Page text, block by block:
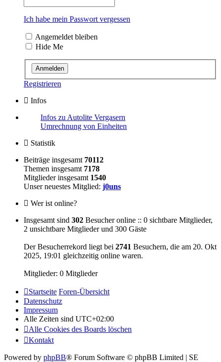
Ich habe mein Passwort vergessen
Angemeldet bleiben
Hide Me
Registrieren
Infos
Infos zu Autolite Vergasern
Umrechnung von Einheiten
Statistik
Beiträge insgesamt 70112
Themen insgesamt 7178
Mitglieder insgesamt 1540
Unser neuestes Mitglied: j0uns
Wer ist online?
Insgesamt sind 302 Besucher online :: 0 sichtbare Mitglieder,
2 unsichtbare Mitglieder und 300 Gäste
Der Besucherrekord liegt bei 2741 Besuchern, die am 20. Okt
2025, 19:01 gleichzeitig online waren.
Mitglieder: 0 Mitglieder
Startseite Foren-Übersicht
Datenschutz
Impressum
Alle Zeiten sind UTC+02:00
Alle Cookies des Boards löschen
Kontakt
Powered by phpBB® Forum Software © phpBB Limited | SE